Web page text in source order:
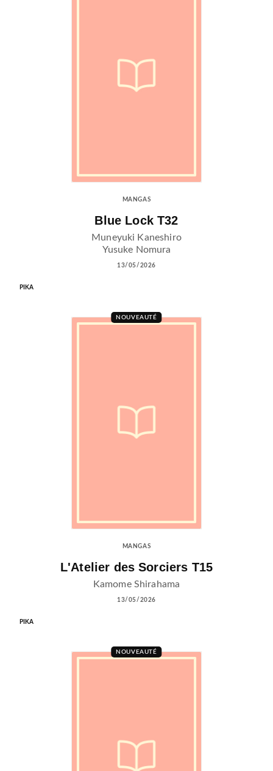
MANGAS
Blue Lock T32
Muneyuki Kaneshiro
Yusuke Nomura
13/05/2026
PIKA
NOUVEAUTÉ
MANGAS
L'Atelier des Sorciers T15
Kamome Shirahama
13/05/2026
PIKA
NOUVEAUTÉ